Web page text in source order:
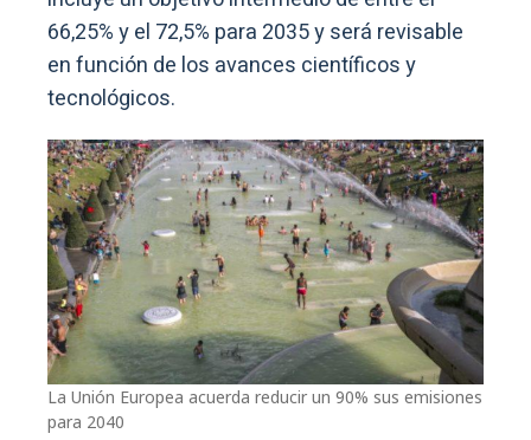
66,25% y el 72,5% para 2035 y será revisable
en función de los avances científicos y
tecnológicos.
La Unión Europea acuerda reducir un 90% sus emisiones
para 2040